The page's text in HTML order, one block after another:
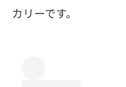
カリーです。